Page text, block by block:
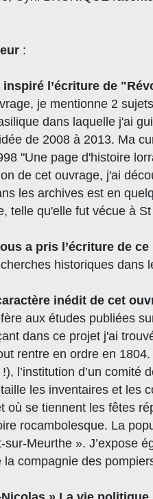
:
inspiré l’écriture de
je mentionne 2
dans laquelle j'ai
de 2008 à 2013. Ma
"Une page d'histoire
de cet ouvrage, j'ai
les archives est en
telle qu'elle fut vécue à
a pris l’écriture de
historiques dans
inédit de cet
aux études publiées
dans ce projet j'ai
rentre en ordre en
l’institution d’un
les inventaires et les
où se tiennent les fêtes
rocambolesque. La
Meurthe ». J’expose
compagnie des